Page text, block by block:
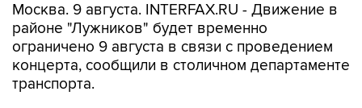
Москва. 9 августа. INTERFAX.RU - Движение в
районе "Лужников" будет временно
ограничено 9 августа в связи с проведением
концерта, сообщили в столичном департаменте
транспорта.